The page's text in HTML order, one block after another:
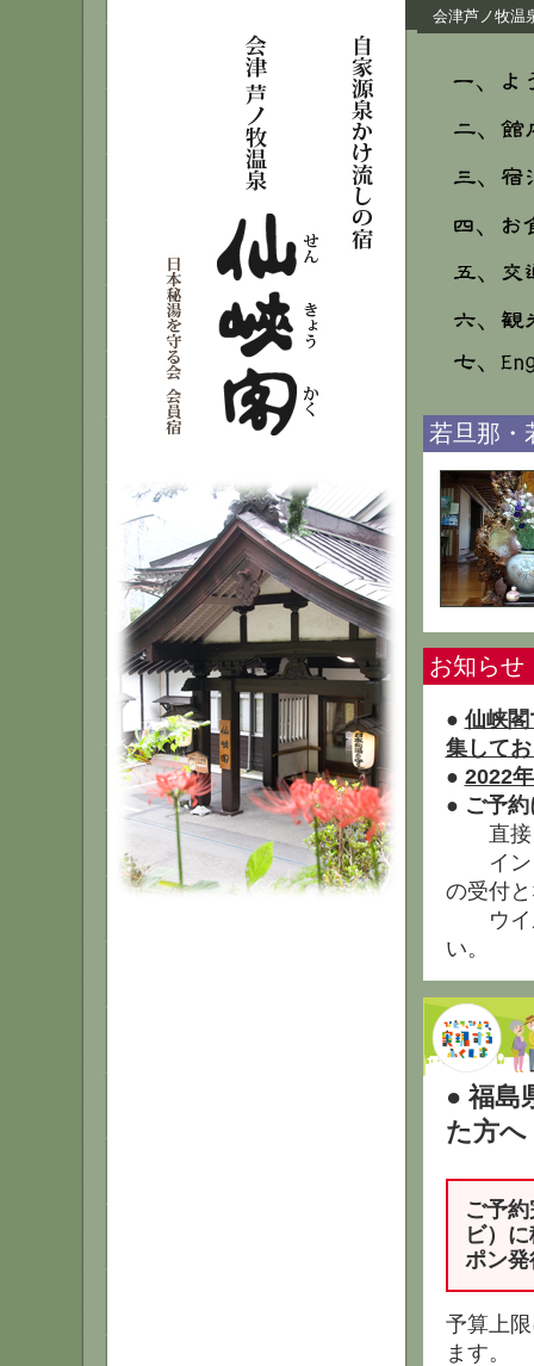
会津芦ノ牧温
若旦那・
お知らせ
● 仙峡
集して
● 2022
● ご予
直接メ
インタ
の受付
ウイル
い。
● 福島
た方へ
ご予
ビ）
ポン
予算上
ます。